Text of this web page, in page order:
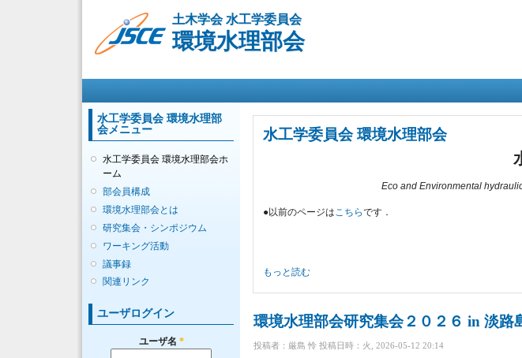
ツ
土木学会 水工学委員会
環境水理部会
水工学委員会 環境水理部
会メニュー
水工学委員会 環境水理部会ホ
ーム
部会員構成
環境水理部会とは
研究集会・シンポジウム
ワーキング活動
議事録
関連リンク
ユーザログイン
ユーザ名 *
水工学委員会 環境水理部会
Eco and Environmental
●以前のページはこちらです．
水工学委員会 環境水理部会 について
もっと読む
環境水理部会研究集会２０２６ in 淡
投稿者： 厳島 怜 投稿日時：火, 2026-05-12 20:14